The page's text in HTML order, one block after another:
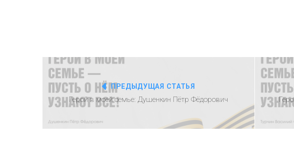
ПРЕДЫДУЩАЯ СТАТЬЯ
Герой в моей семье: Душенкин Пётр Фёдорович